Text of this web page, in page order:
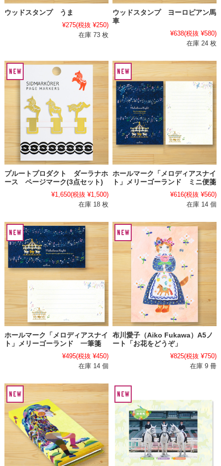
ウッドスタンプ うま
¥275(税抜 ¥250)
在庫 73 枚
ウッドスタンプ ヨーロピアン馬
車
¥638(税抜 ¥580)
在庫 24 枚
プルートプロダクト ダーラナホ
ース ページマーク(3点セット)
¥1,650(税抜 ¥1,500)
在庫 18 枚
ホールマーク「メロディアスナイ
ト」メリーゴーランド ミニ便箋
¥616(税抜 ¥560)
在庫 14 個
ホールマーク「メロディアスナイ
ト」メリーゴーランド 一筆箋
¥495(税抜 ¥450)
在庫 14 個
布川愛子（Aiko Fukawa）A5ノ
ート「お花をどうぞ」
¥825(税抜 ¥750)
在庫 9 冊